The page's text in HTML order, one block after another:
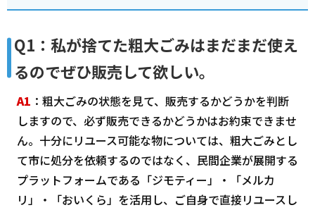
Q1：私が捨てた粗大ごみはまだまだ使え
るのでぜひ販売して欲しい。
A1 ：粗大ごみの状態を見て、販売するかどうかを判断
しますので、必ず販売できるかどうかはお約束できませ
ん。十分にリユース可能な物については、粗大ごみとし
て市に処分を依頼するのではなく、民間企業が展開する
プラットフォームである「ジモティー」・「メルカ
リ」・「おいくら」を活用し、ご自身で直接リユースし